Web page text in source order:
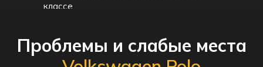
классе.
Проблемы и слабые места